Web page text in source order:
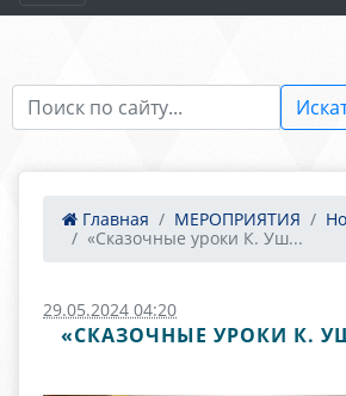
Главная МЕРОПРИЯТИЯ
«Сказочные уроки К. Уш...
29.05.2024 04:20
«СКАЗОЧНЫЕ УРОКИ К.